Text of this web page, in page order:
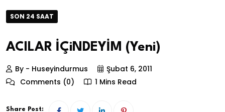
SON 24 SAAT
ACILAR İÇiNDEYİM (Yeni)
By - Huseyindurmus
Şubat 6, 2011
Comments (0)
1 Mins Read
Share Post: